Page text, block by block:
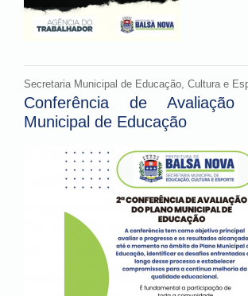
Secretaria Municipal de Educação, Cultura e
Conferência de
Municipal de Educação